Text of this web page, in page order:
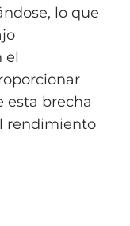
lo que
el
esta brecha
rendimiento